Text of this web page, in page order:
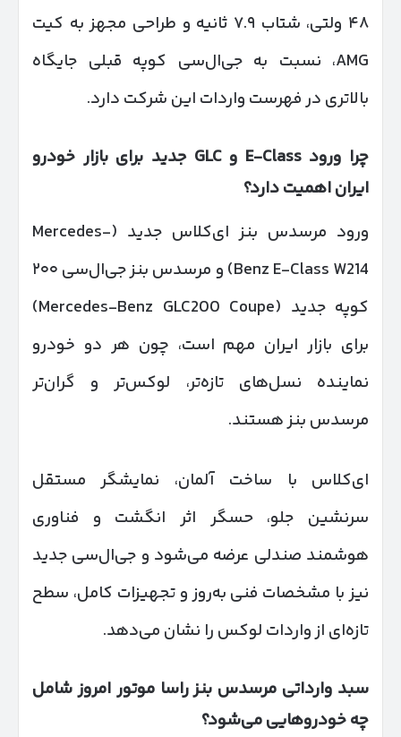
۴۸ ولتی، شتاب ۷.۹ ثانیه و طراحی مجهز به کیت
AMG، نسبت به جی‌ال‌سی کوپه قبلی جایگاه
بالاتری در فهرست واردات این شرکت دارد.
چرا ورودE-Class وGLC جدید برای بازار خودرو
ایران اهمیت دارد؟
ورود مرسدس بنز ای‌کلاس جدید (Mercedes-
Benz E-Class W214) و مرسدس بنز جی‌ال‌سی ۲۰۰
کوپه جدید (Mercedes-Benz GLC200 Coupe)
برای بازار ایران مهم است، چون هر دو خودرو
نماینده نسل‌های تازه‌تر، لوکس‌تر و گران‌تر
مرسدس بنز هستند.
ای‌کلاس با ساخت آلمان، نمایشگر مستقل
سرنشین جلو، حسگر اثر انگشت و فناوری
هوشمند صندلی عرضه می‌شود و جی‌ال‌سی جدید
نیز با مشخصات فنی به‌روز و تجهیزات کامل، سطح
تازه‌ای از واردات لوکس را نشان می‌دهد.
سبد وارداتی مرسدس بنز راسا موتور امروز شامل
چه خودروهایی می‌شود؟